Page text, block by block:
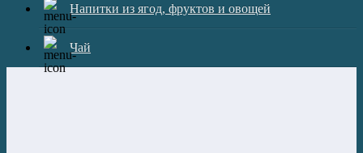
Напитки из ягод, фруктов и овощей
Чай